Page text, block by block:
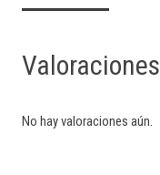
Valoraciones
No hay valoraciones aún.